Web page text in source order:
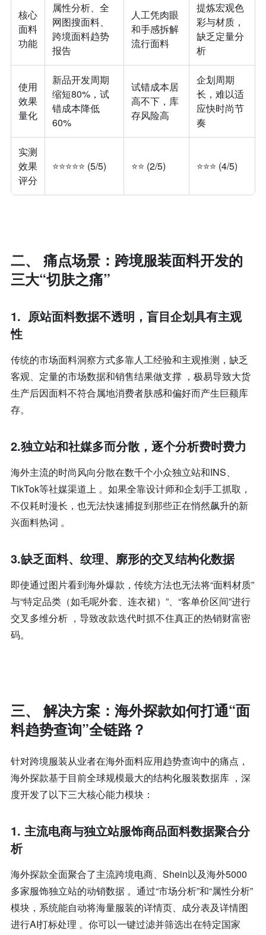
核心
面料
功能
属性分析、全
网图搜面料、
跨境面料趋势
报告
人工凭肉眼
和手感拆解
流行面料
提炼宏观色
彩与材质，
缺乏定量分
析
使用
效果
量化
新品开发周期
缩短80%，试
错成本降低
60%
试错成本居
高不下，库
存风险高
企划周期
长，难以适
应快时尚节
奏
实测
效果
评分
⭐⭐⭐⭐⭐ (5/5) ⭐⭐ (2/5) ⭐⭐⭐ (4/5)
二、 痛点场景：跨境服装面料开发的
三大“切肤之痛”
1. 原站面料数据不透明，盲目企划具有主观
性
传统的市场面料洞察方式多靠人工经验和主观推测，缺乏
客观、定量的市场数据和销售结果做支撑 ，极易导致大货
生产后因面料不符合属地消费者肤感和偏好而产生巨额库
存。
2.独立站和社媒多而分散，逐个分析费时费力
海外主流的时尚风向分散在数千个小众独立站和INS、
TikTok等社媒渠道上 。如果全靠设计师和企划手工抓取，
不仅耗时漫长，也无法快速捕捉到那些正在悄然飙升的新
兴面料热词 。
3.缺乏面料、纹理、廓形的交叉结构化数据
即使通过图片看到海外爆款，传统方法也无法将“面料材质”
与“特定品类（如毛呢外套、连衣裙）”、“客单价区间”进行
交叉多维分析 ，导致改款迭代时抓不住真正的热销财富密
码。
三、 解决方案：海外探款如何打通“面
料趋势查询”全链路？
针对跨境服装从业者在海外面料应用趋势查询中的痛点，
海外探款基于目前全球规模最大的结构化服装数据库 ，深
度开发了以下三大核心能力模块：
1. 主流电商与独立站服饰商品面料数据聚合分
析
海外探款全面聚合了主流跨境电商、Shein以及海外5000
多家服饰独立站的动销数据 。通过“市场分析”和“属性分析”
模块，系统能自动将海量服装的详情页、成分表及详情图
进行AI打标处理 。你可以一键过滤并筛选出在特定国家